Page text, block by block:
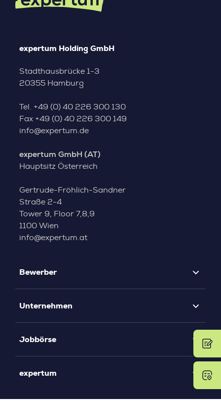
expertum Holding GmbH
Stadthausbrücke 1-3
20355 Hamburg
Tel. +49 (0) 40 226 300 130
Fax +49 (0) 40 226 300 149
info@expertum.de
expertum GmbH (AT)
Hauptsitz Österreich
Gertrude-Fröhlich-Sandner
Straße 2-4
Tower 9, Floor 7,8,9
1100 Wien
info@expertum.at
Bewerber
Unternehmen
Jobbörse
expertum